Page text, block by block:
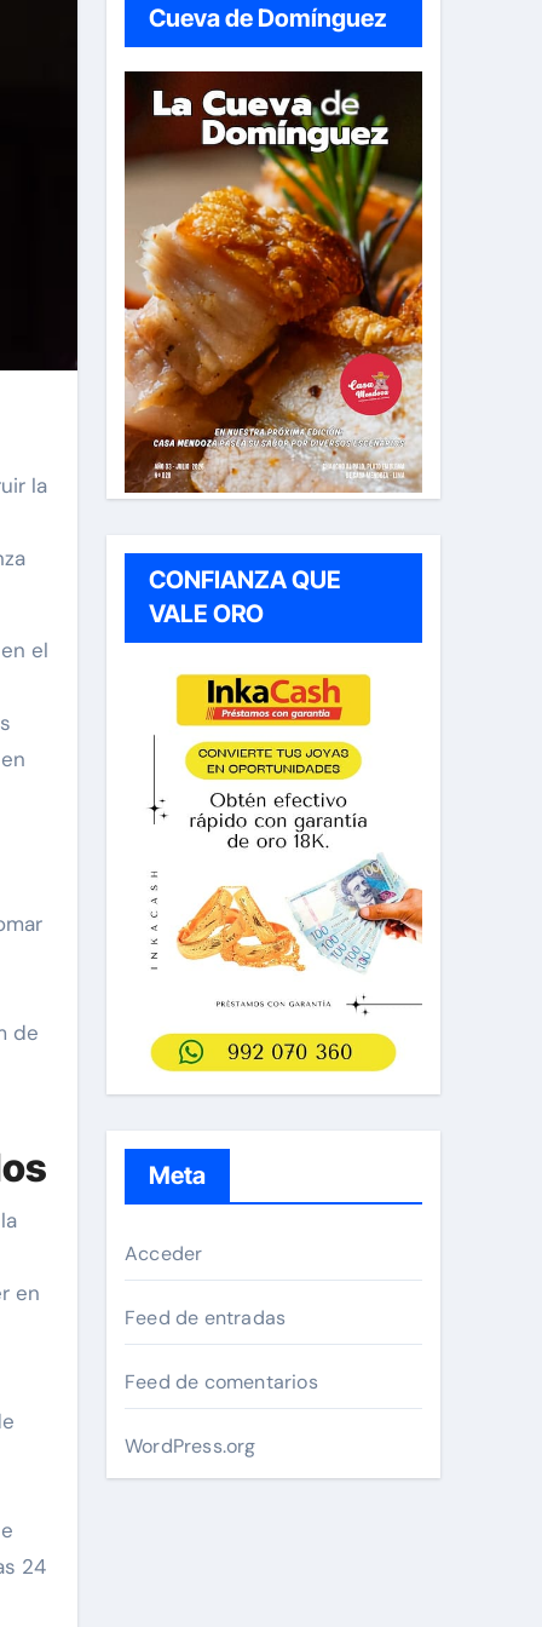
la
el
de
en
24
Cueva de Domínguez
CONFIANZA QUE
VALE ORO
Meta
Acceder
Feed de entradas
Feed de comentarios
WordPress.org